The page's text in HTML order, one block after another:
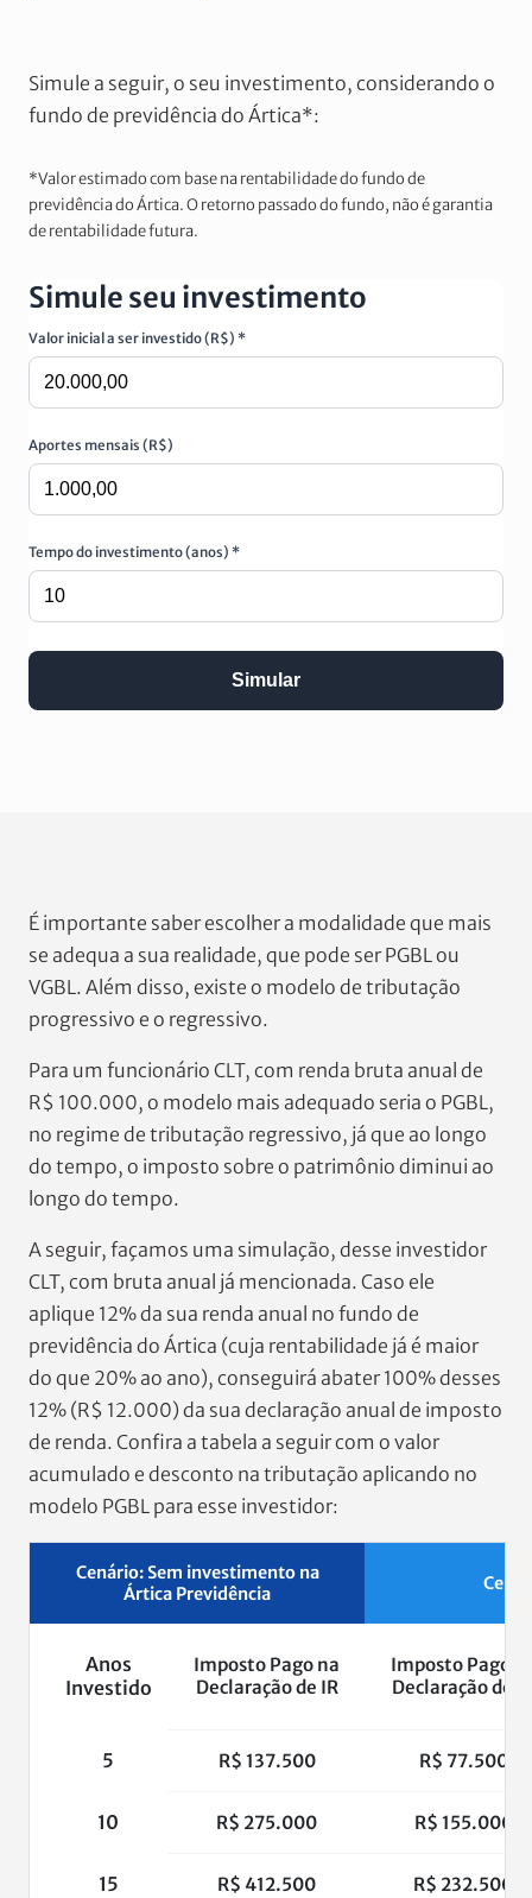
Simule a seguir, o seu investimento, considerando o
fundo de previdência do Ártica*:
*Valor estimado com base na rentabilidade do fundo de
previdência do Ártica. O retorno passado do fundo, não é garantia
de rentabilidade futura.
Simule seu investimento
Valor inicial a ser investido (R$) *
Aportes mensais (R$)
Tempo do investimento (anos) *
Simular
É importante saber escolher a modalidade que mais
se adequa a sua realidade, que pode ser PGBL ou
VGBL. Além disso, existe o modelo de tributação
progressivo e o regressivo.
Para um funcionário CLT, com renda bruta anual de
R$ 100.000, o modelo mais adequado seria o PGBL,
no regime de tributação regressivo, já que ao longo
do tempo, o imposto sobre o patrimônio diminui ao
longo do tempo.
A seguir, façamos uma simulação, desse investidor
CLT, com bruta anual já mencionada. Caso ele
aplique 12% da sua renda anual no fundo de
previdência do Ártica (cuja rentabilidade já é maior
do que 20% ao ano), conseguirá abater 100% desses
12% (R$ 12.000) da sua declaração anual de imposto
de renda. Confira a tabela a seguir com o valor
acumulado e desconto na tributação aplicando no
modelo PGBL para esse investidor:
Cenário: Sem investimento na
Ártica Previdência
Anos
Investido
Imposto Pago na
Declaração de IR
Imposto Pago
Declaração de
5 R$ 137.500 R$ 77.500
10 R$ 275.000 R$ 155.000
15 R$ 412.500 R$ 232.500